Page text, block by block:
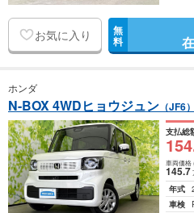
お気に入り 無
料
ホンダ
N-BOX 4WDヒョウジュン （JF6）
支払総
154
車両価格
145.7
年式
車検